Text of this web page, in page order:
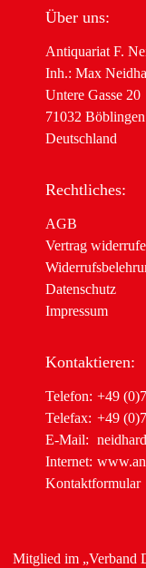
Über uns:
Antiquariat F.
Inh.: Max
Untere Gasse 20
71032 Böblingen
Deutschland
Rechtliches:
AGB
Vertrag
Datenschutz
Impressum
Kontaktieren:
Telefon: +49
Telefax: +49
E-Mail:
Internet:
Kontaktformular
Mitglied im „Verband